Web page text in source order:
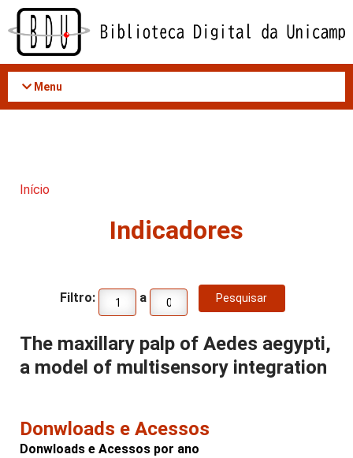
Acessar
conteúdo
Menu
Início
Indicadores
Filtro: a
The maxillary palp of Aedes aegypti,
a model of multisensory integration
Donwloads e Acessos
Donwloads e Acessos por ano